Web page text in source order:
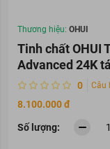
Thương hiệu: OHUI
Tinh chất OHUI
Advanced 24K
0 Câu
8.100.000 đ
Số lượng: